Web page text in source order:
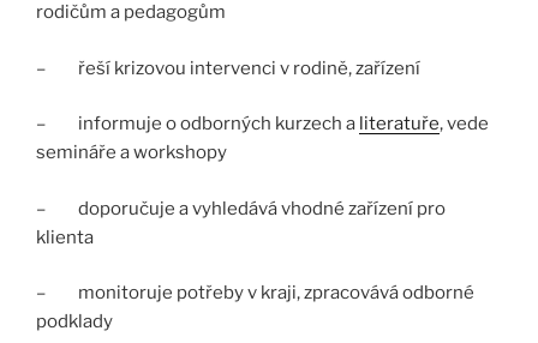
rodičům a pedagogům
– řeší krizovou intervenci v rodině, zařízení
– informuje o odborných kurzech a literatuře, vede
semináře a workshopy
– doporučuje a vyhledává vhodné zařízení pro
klienta
– monitoruje potřeby v kraji, zpracovává odborné
podklady